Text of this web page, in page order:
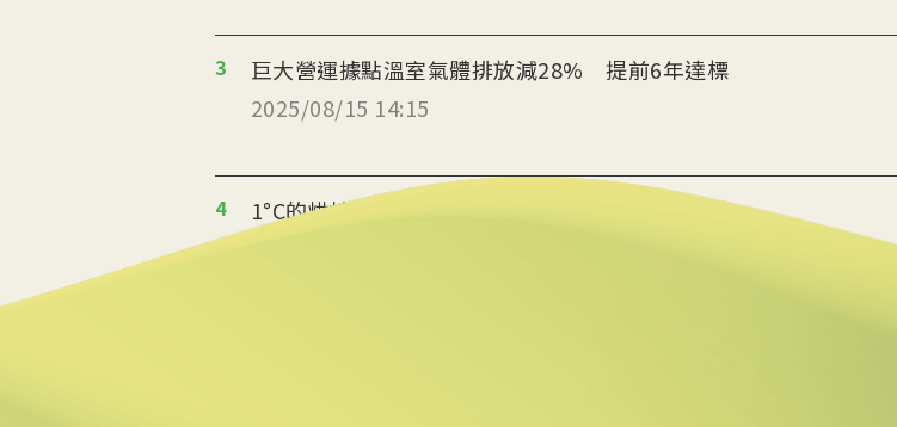
3
巨大營運據點溫室氣體排放減28% 提前6年達標
2025/08/15 14:15
4
1°C的烘焙革命 起士公爵用數據重建職人手感